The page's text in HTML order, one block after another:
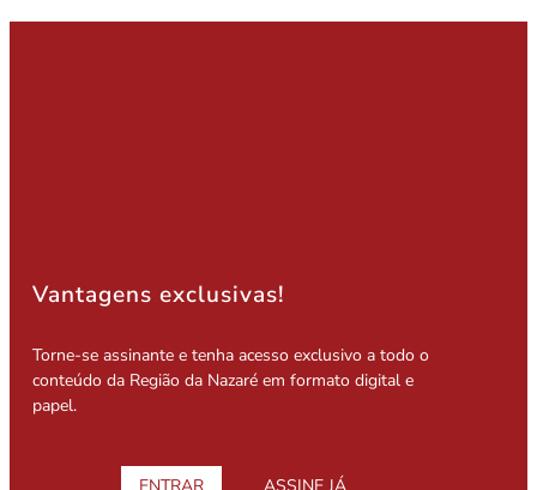
Vantagens exclusivas!
Torne-se assinante e tenha acesso exclusivo a todo o
conteúdo da Região da Nazaré em formato digital e
papel.